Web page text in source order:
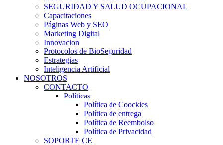
SEGURIDAD Y SALUD OCUPACIONAL
Capacitaciones
Páginas Web y SEO
Marketing Digital
Innovacion
Protocolos de BioSeguridad
Estrategias
Inteligencia Artificial
NOSOTROS
CONTACTO
Políticas
Política de Coockies
Política de entrega
Política de Reembolso
Política de Privacidad
SOPORTE CE